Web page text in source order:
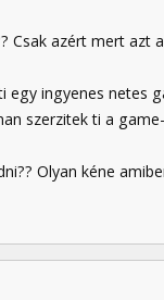
Csak azért mert azt
egy ingyenes netes
szerzitek ti a
Olyan kéne